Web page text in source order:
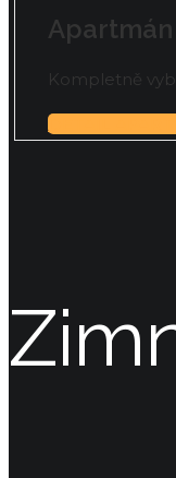
Kompletně
DETAIL